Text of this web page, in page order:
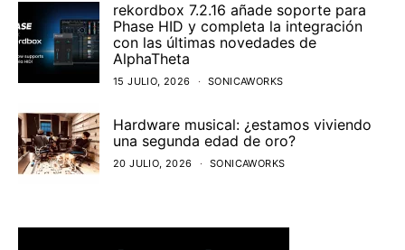
rekordbox 7.2.16 añade soporte para
Phase HID y completa la integración
con las últimas novedades de
AlphaTheta
15 JULIO, 2026 SONICAWORKS
Hardware musical: ¿estamos viviendo
una segunda edad de oro?
20 JULIO, 2026 SONICAWORKS